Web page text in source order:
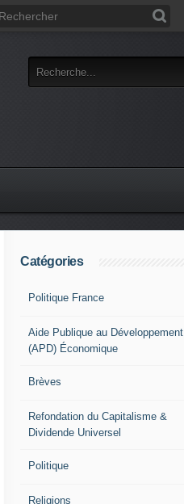
Catégories
Politique France
Aide Publique au Développement
(APD) Économique
Brèves
Refondation du Capitalisme &
Dividende Universel
Politique
Religions